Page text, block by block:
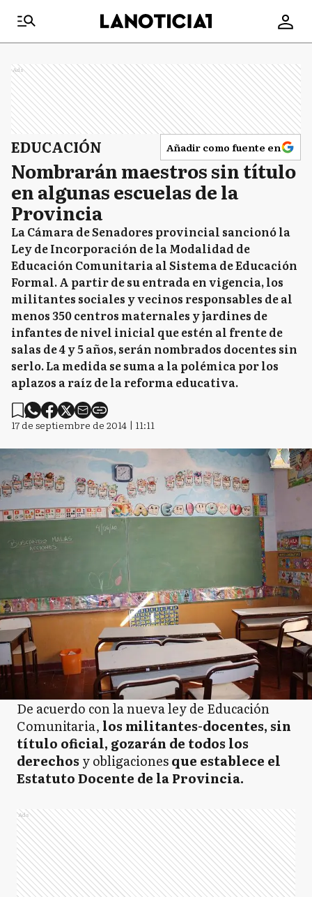
Ads
EDUCACIÓN Añadir como fuente en
Nombrarán maestros sin título
en algunas escuelas de la
Provincia
La Cámara de Senadores provincial sancionó la
Ley de Incorporación de la Modalidad de
Educación Comunitaria al Sistema de Educación
Formal. A partir de su entrada en vigencia, los
militantes sociales y vecinos responsables de al
menos 350 centros maternales y jardines de
infantes de nivel inicial que estén al frente de
salas de 4 y 5 años, serán nombrados docentes sin
serlo. La medida se suma a la polémica por los
aplazos a raíz de la reforma educativa.
17 de septiembre de 2014 | 11:11
De acuerdo con la nueva ley de Educación
Comunitaria, los militantes-docentes, sin
título oficial, gozarán de todos los
derechos y obligacionesque establece el
Estatuto Docente de la Provincia.
Ads